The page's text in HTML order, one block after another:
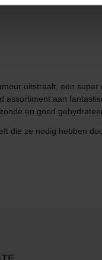
uitstraalt, een
assortiment aan
en goed
die ze nodig hebben